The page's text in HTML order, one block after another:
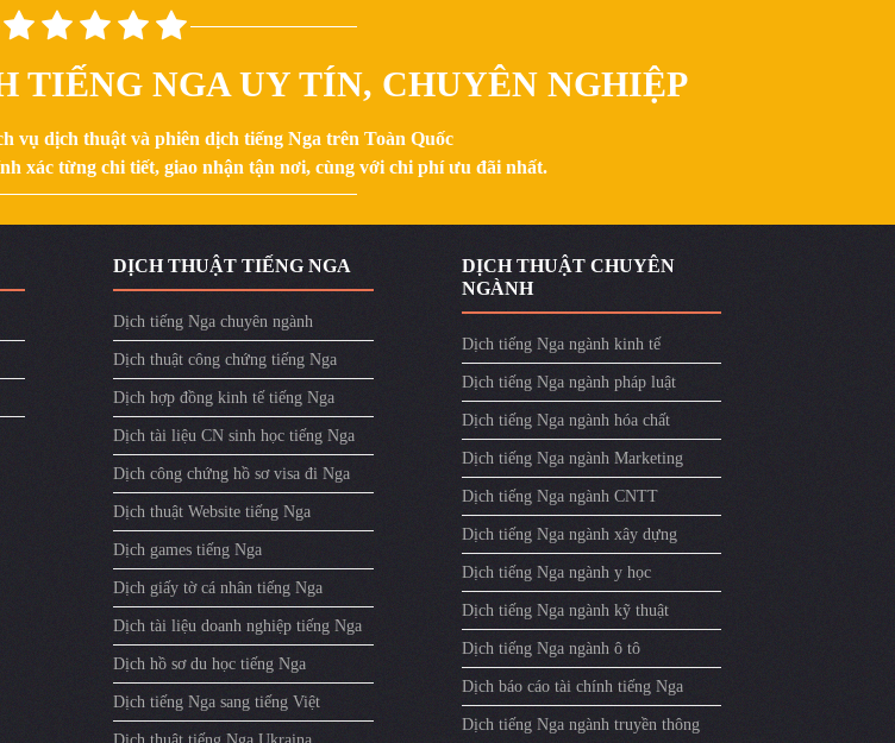
TIẾNG NGA UY TÍN, CHUYÊN NGHIỆP
vụ dịch thuật và phiên dịch tiếng Nga trên Toàn Quốc
xác từng chi tiết, giao nhận tận nơi, cùng với chi phí ưu đãi nhất.
DỊCH THUẬT TIẾNG NGA
Dịch tiếng Nga chuyên ngành
Dịch thuật công chứng tiếng Nga
Dịch hợp đồng kinh tế tiếng Nga
Dịch tài liệu CN sinh học tiếng Nga
Dịch công chứng hồ sơ visa đi Nga
Dịch thuật Website tiếng Nga
Dịch games tiếng Nga
Dịch giấy tờ cá nhân tiếng Nga
Dịch tài liệu doanh nghiệp tiếng Nga
Dịch hồ sơ du học tiếng Nga
Dịch tiếng Nga sang tiếng Việt
DỊCH THUẬT CHUYÊN
NGÀNH
Dịch tiếng Nga ngành kinh tế
Dịch tiếng Nga ngành pháp luật
Dịch tiếng Nga ngành hóa chất
Dịch tiếng Nga ngành Marketing
Dịch tiếng Nga ngành CNTT
Dịch tiếng Nga ngành xây dựng
Dịch tiếng Nga ngành y học
Dịch tiếng Nga ngành kỹ thuật
Dịch tiếng Nga ngành ô tô
Dịch báo cáo tài chính tiếng Nga
Dịch tiếng Nga ngành truyền thông